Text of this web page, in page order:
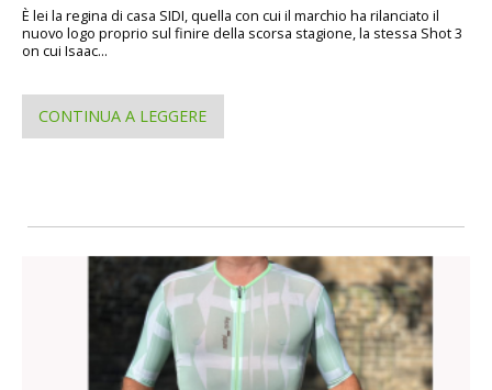
È lei la regina di casa SIDI, quella con cui il marchio ha rilanciato il
nuovo logo proprio sul finire della scorsa stagione, la stessa Shot 3
on cui Isaac...
CONTINUA A LEGGERE